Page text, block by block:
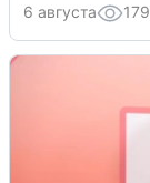
6 августа 179